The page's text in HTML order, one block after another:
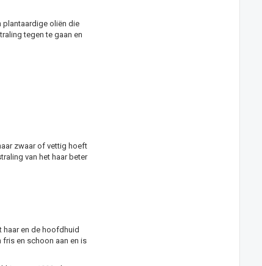
plantaardige oliën die
tegen te gaan en
zwaar of vettig hoeft
van het haar beter
haar en de hoofdhuid
en schoon aan en is